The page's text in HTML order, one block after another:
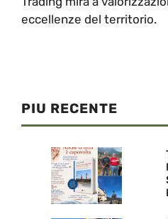
eccellenze del territorio.
PIU RECENTE